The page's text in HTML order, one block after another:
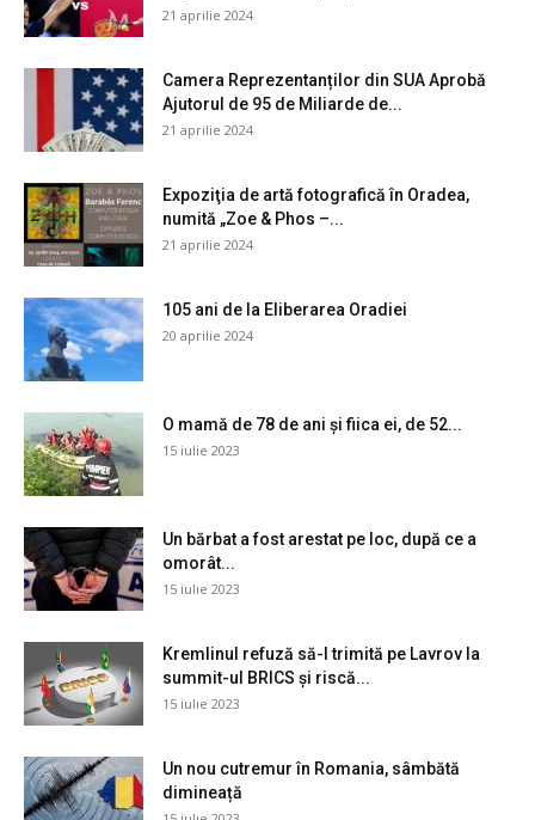
21 aprilie 2024
Camera Reprezentanților din SUA Aprobă
Ajutorul de 95 de Miliarde de...
21 aprilie 2024
Expoziţia de artă fotografică în Oradea,
numită „Zoe & Phos –...
21 aprilie 2024
105 ani de la Eliberarea Oradiei
20 aprilie 2024
O mamă de 78 de ani și fiica ei, de 52...
15 iulie 2023
Un bărbat a fost arestat pe loc, după ce a
omorât...
15 iulie 2023
Kremlinul refuză să-l trimită pe Lavrov la
summit-ul BRICS și riscă...
15 iulie 2023
Un nou cutremur în Romania, sâmbătă
dimineață